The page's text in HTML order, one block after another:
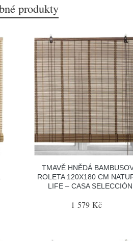
produkty
TMAVĚ HNĚDÁ
ROLETA 120X180 CM
LIFE – CASA SELECCIÓN
1 579 Kč